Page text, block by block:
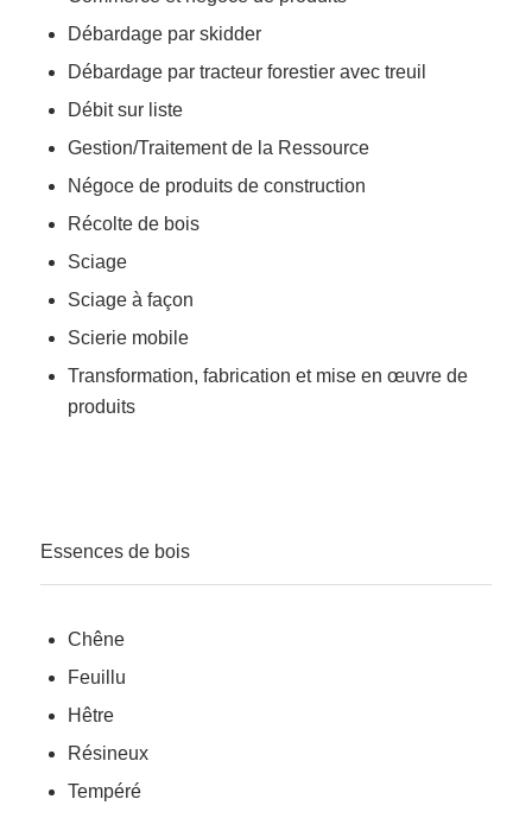
Débardage par skidder
Débardage par tracteur forestier avec treuil
Débit sur liste
Gestion/Traitement de la Ressource
Négoce de produits de construction
Récolte de bois
Sciage
Sciage à façon
Scierie mobile
Transformation, fabrication et mise en œuvre de
produits
Essences de bois
Chêne
Feuillu
Hêtre
Résineux
Tempéré